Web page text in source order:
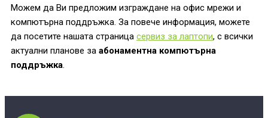
Можем да Ви предложим изграждане на офис мрежи и
компютърна поддръжка. За повече информация, можете
да посетите нашата страница сервиз за лаптопи, с всички
актуални планове за абонаментна компютърна
поддръжка.